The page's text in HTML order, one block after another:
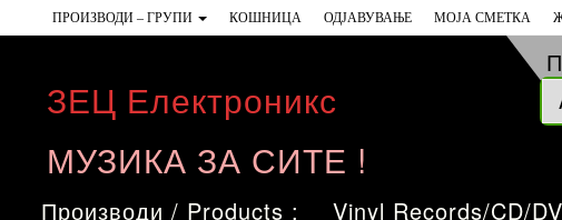
to
content
ПРОИЗВОДИ – ГРУПИ КОШНИЦА ОДЈАВУВАЊЕ МОЈА СМЕТКА
ЗЕЦ Електроникс
МУЗИКА ЗА СИТЕ !
Производи / Products : Vinyl Records/CD/